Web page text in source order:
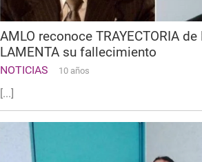
AMLO reconoce TRAYECTORIA
LAMENTA su fallecimiento
NOTICIAS 10 años
[...]